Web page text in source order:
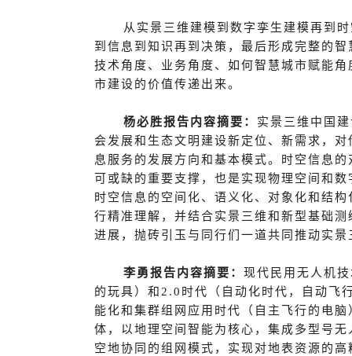
从实景三维建模到数字孪生建模再到
到信息到知识再到决策，最后形成完整的
技术角度、业务角度、如何智慧城市赋能
市建设的价值传递出来。
杨必胜报告内容摘要： 实景三维中国
会发展和生态文明建设新定位、新需求，
息服务的发展方向和基本模式。时空信息
可或缺的重要支撑，也是实现物理空间和
时空信息的空间化、语义化、对象化和结
行精准理解，并结合实景三维和新型基础
进展，抛砖引玉与同行们一道共同推动实
李勇报告内容摘要： 现代民用无人机
的玩具）和2.0时代（自动化时代，自动飞
能化和集群组网应用时代（自主飞行的电
体，以地理空间智能为核心，集成多型号
空地协同的组网模式，实现对地表资源的